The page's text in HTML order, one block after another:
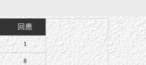
回應
1
8